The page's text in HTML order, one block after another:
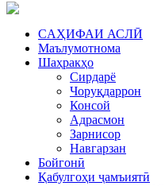
CАҲИФАИ АСЛӢ
Маълумотнома
Шаҳракҳо
Сирдарё
Чоруқдаррон
Консой
Адрасмон
Зарнисор
Навгарзан
Бойгонӣ
Қабулгоҳи ҷамъиятӣ